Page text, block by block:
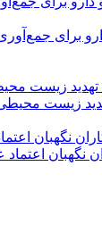
زیست
نگهبان